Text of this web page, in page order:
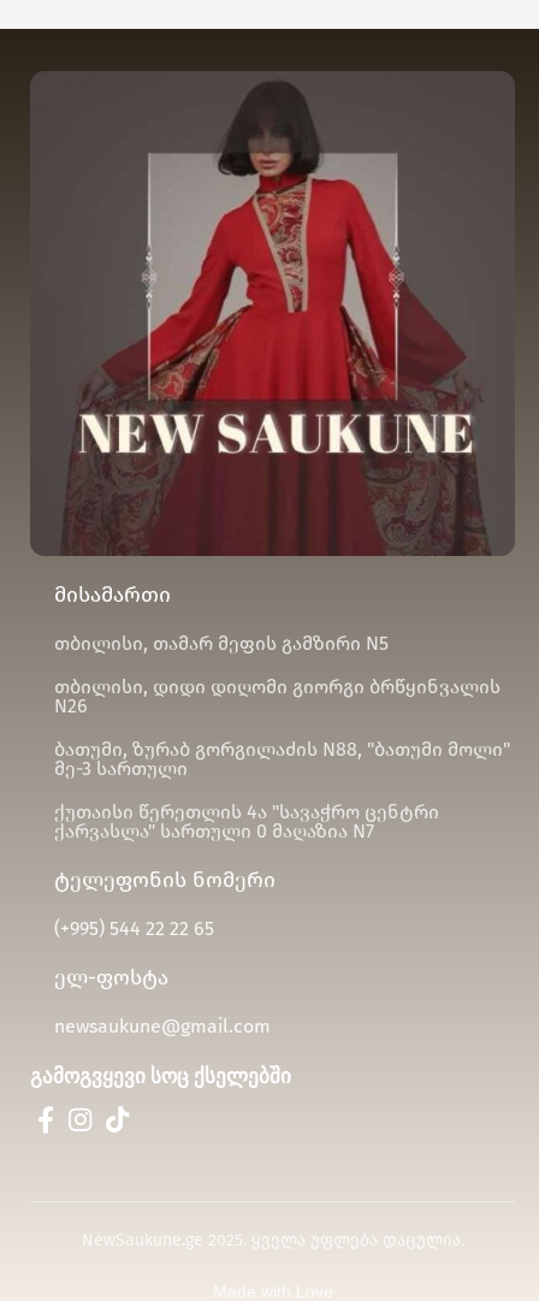
მისამართი
თბილისი, თამარ მეფის გამზირი N5
თბილისი, დიდი დიღომი გიორგი ბრწყინვალის
N26
ბათუმი, ზურაბ გორგილაძის N88, "ბათუმი მოლი"
მე-3 სართული
ქუთაისი წერეთლის 4ა "სავაჭრო ცენტრი
ქარვასლა" სართული 0 მაღაზია N7
ტელეფონის ნომერი
(+995)544 22 22 65
ელ-ფოსტა
newsaukune@gmail.com
გამოგვყევი სოც ქსელებში
NewSaukune.ge 2025. ყველა უფლება დაცულია.
Made with Love